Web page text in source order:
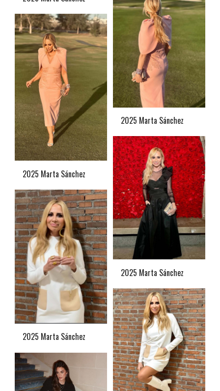
2025 Marta Sánchez
2025 Marta Sánchez
2025 Marta Sánchez
2025 Marta Sánchez